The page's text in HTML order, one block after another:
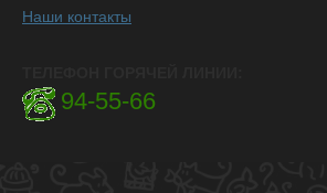
Наши контакты
94-55-66